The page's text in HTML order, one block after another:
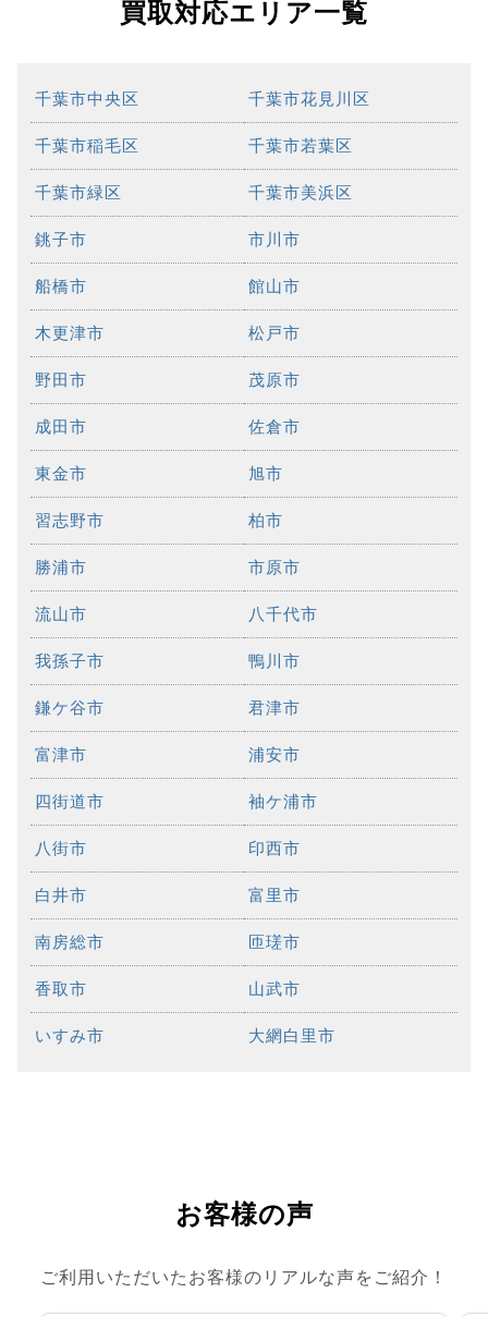
買取対応エリア一覧
千葉市中央区 千葉市花見川区
千葉市稲毛区 千葉市若葉区
千葉市緑区 千葉市美浜区
銚子市 市川市
船橋市 館山市
木更津市 松戸市
野田市 茂原市
成田市 佐倉市
東金市 旭市
習志野市 柏市
勝浦市 市原市
流山市 八千代市
我孫子市 鴨川市
鎌ケ谷市 君津市
富津市 浦安市
四街道市 袖ケ浦市
八街市 印西市
白井市 富里市
南房総市 匝瑳市
香取市 山武市
いすみ市 大網白里市
お客様の声
ご利用いただいたお客様のリアルな声をご紹介！